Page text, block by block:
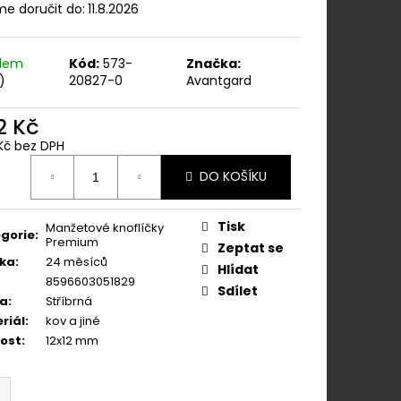
doručit do: 11.8.2026
Kód: 573-
20827-0
Značka:
Avantgard
Kč
bez DPH
DO KOŠÍKU
: Manžetové knoflíčky
Premium
:
24 měsíců
8596603051829
:
Stříbrná
:
kov a jiné
: 12x12 mm
Tisk
Zeptat se
Hlídat
Sdílet
KŮŽE 886-